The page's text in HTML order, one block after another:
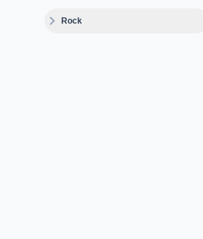
expand_moreRock